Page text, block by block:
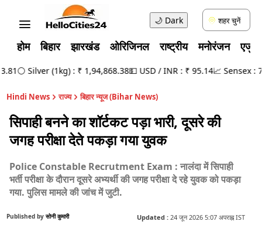
🌙 Dark शहर चुनें
होम बिहार झारखंड ओरिजिनल राष्ट्रीय मनोरंजन
⚪ Silver (1kg) : ₹ 1,94,868.38💵 USD / INR : ₹ 95.14📈 Sensex :
Hindi News राज्य बिहार न्यूज (Bihar News)
सिपाही बनने का शॉर्टकट पड़ा भारी, दूसरे की
जगह परीक्षा देते पकड़ा गया युवक
Police Constable Recrutment Exam : नालंदा में सिपाही
भर्ती परीक्षा के दौरान दूसरे अभ्यर्थी की जगह परीक्षा दे रहे युवक को पकड़ा
गया. पुलिस मामले की जांच में जुटी.
Published by सोनी कुमारी Updated : 24 जून 2026 5:07 अपराह्न IST